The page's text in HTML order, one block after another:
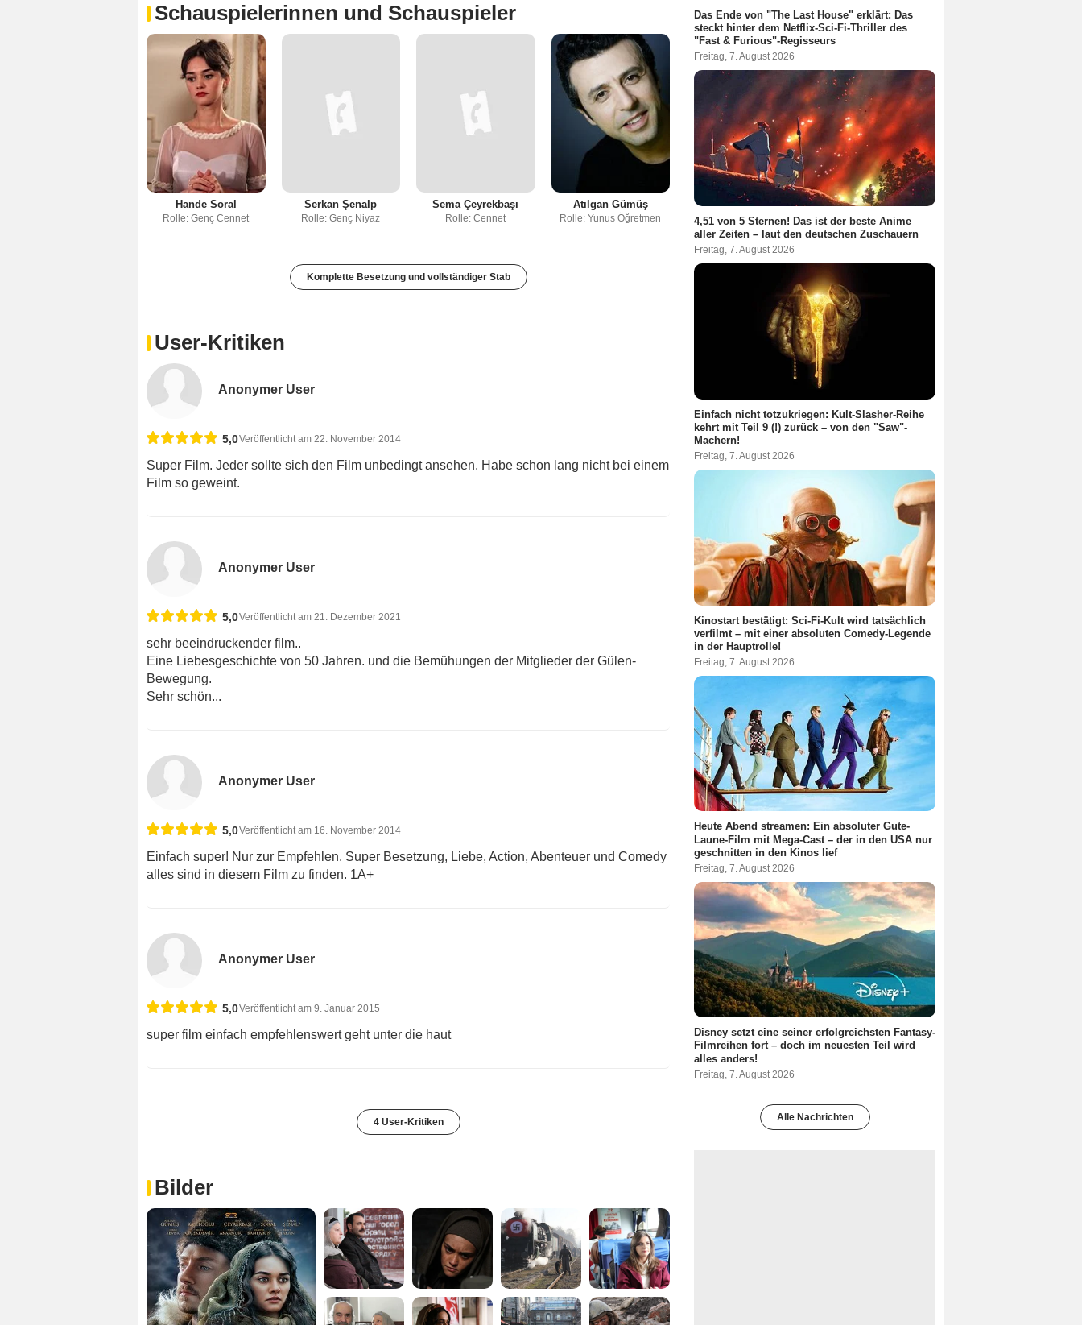
Schauspielerinnen und Schauspieler
Hande Soral
Rolle: Genç Cennet
Serkan Şenalp
Rolle: Genç Niyaz
Sema Çeyrekbaşı
Rolle: Cennet
Atılgan Gümüş
Rolle: Yunus Öğretmen
Komplette Besetzung und vollständiger Stab
User-Kritiken
Anonymer User
5,0Veröffentlicht am 22. November 2014
Super Film. Jeder sollte sich den Film unbedingt ansehen. Habe schon lang nicht bei einem
Film so geweint.
Anonymer User
5,0Veröffentlicht am 21. Dezember 2021
sehr beeindruckender film..
Eine Liebesgeschichte von 50 Jahren. und die Bemühungen der Mitglieder der Gülen-
Bewegung.
Sehr schön...
Anonymer User
5,0Veröffentlicht am 16. November 2014
Einfach super! Nur zur Empfehlen. Super Besetzung, Liebe, Action, Abenteuer und Comedy
alles sind in diesem Film zu finden. 1A+
Anonymer User
5,0Veröffentlicht am 9. Januar 2015
super film einfach empfehlenswert geht unter die haut
4 User-Kritiken
Bilder
Das Ende von "The Last House" erklärt: Das
steckt hinter dem Netflix-Sci-Fi-Thriller des
"Fast & Furious"-Regisseurs
Freitag, 7. August 2026
4,51 von 5 Sternen! Das ist der beste Anime
aller Zeiten – laut den deutschen Zuschauern
Freitag, 7. August 2026
Einfach nicht totzukriegen: Kult-Slasher-Reihe
kehrt mit Teil 9 (!) zurück – von den "Saw"-
Machern!
Freitag, 7. August 2026
Kinostart bestätigt: Sci-Fi-Kult wird tatsächlich
verfilmt – mit einer absoluten Comedy-Legende
in der Hauptrolle!
Freitag, 7. August 2026
Heute Abend streamen: Ein absoluter Gute-
Laune-Film mit Mega-Cast – der in den USA nur
geschnitten in den Kinos lief
Freitag, 7. August 2026
Disney setzt eine seiner erfolgreichsten Fantasy-
Filmreihen fort – doch im neuesten Teil wird
alles anders!
Freitag, 7. August 2026
Alle Nachrichten